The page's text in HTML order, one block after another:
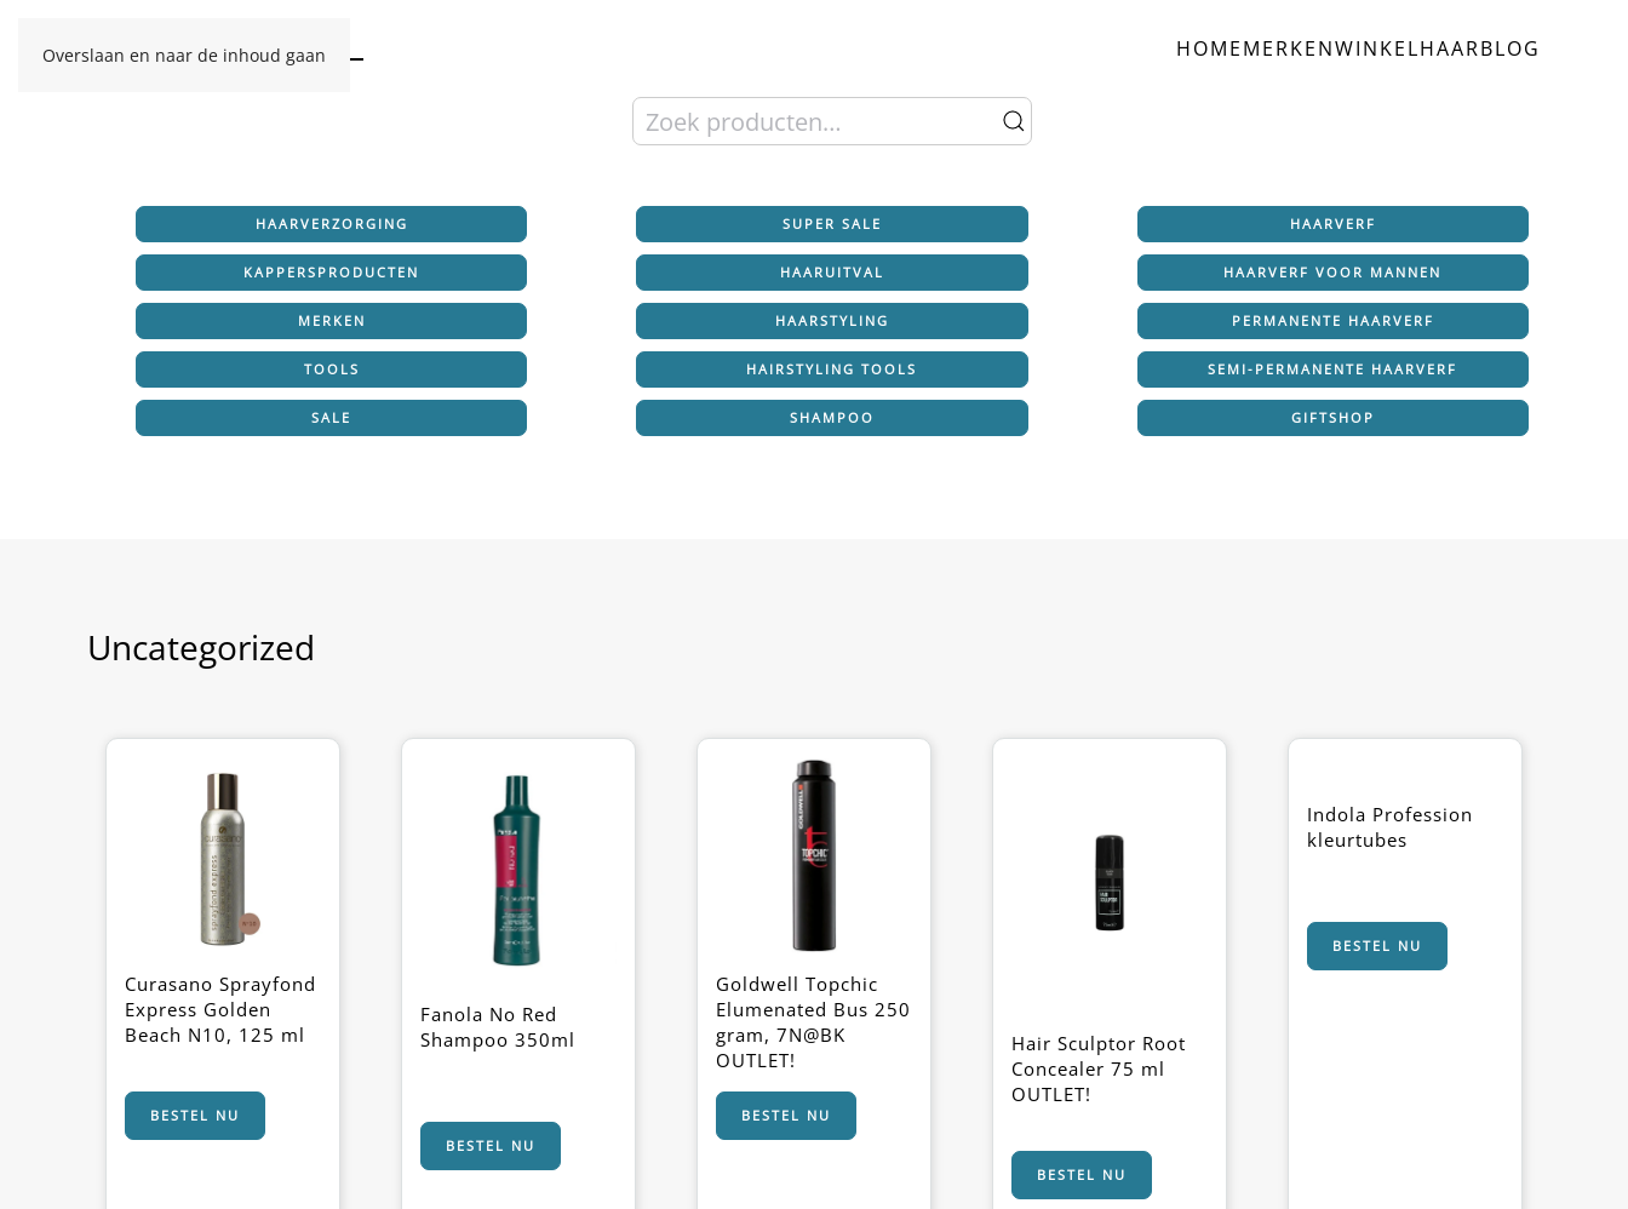
Overslaan en naar de inhoud gaan HOMEMERKENWINKELHAARBLOG
Zoeken
naar:
HAARVERZORGING
KAPPERSPRODUCTEN
MERKEN
TOOLS
SALE
SUPER SALE
HAARUITVAL
HAARSTYLING
HAIRSTYLING TOOLS
SHAMPOO
HAARVERF
HAARVERF VOOR MANNEN
PERMANENTE HAARVERF
SEMI-PERMANENTE HAARVERF
GIFTSHOP
Uncategorized
Curasano Sprayfond
Express Golden
Beach N10, 125 ml
BESTEL NU
Fanola No Red
Shampoo 350ml
BESTEL NU
Goldwell Topchic
Elumenated Bus 250
gram, 7N@BK
OUTLET!
BESTEL NU
Hair Sculptor Root
Concealer 75 ml
OUTLET!
BESTEL NU
Indola Profession
kleurtubes
BESTEL NU